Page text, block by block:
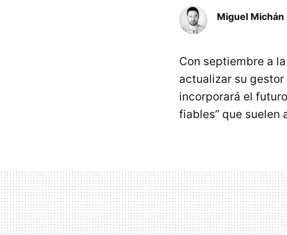
Miguel Michán
Con septiembre a
actualizar su
incorporará el futuro
fiables” que suelen